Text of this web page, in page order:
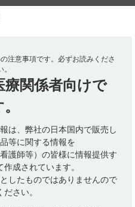
Drug Information
について教えてくださ
。
注意事項です。 必ずお読みくださ
。
療関係者向けで
は、弊社の日本国内で販売し
等に関する情報を
護師等）の皆様に情報提供す
成されています。
したものではありませんので
ださい。